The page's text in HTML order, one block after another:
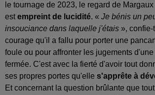
le tournage de 2023, le regard de
estempreint de lucidité. « Je bénis un
insouciance dans laquelle j'étais »,
courage qu'il a fallu pour porter une
foule ou pour affronter les jugements
fermée. C'est avec la fierté d'avoir tout
ses propres portes qu'elle s'apprête à
Et concernant la question brûlante que